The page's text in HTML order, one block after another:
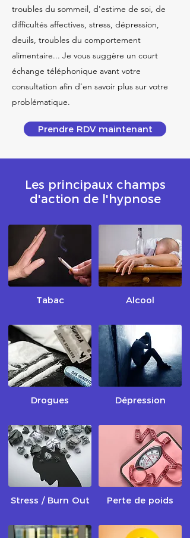
troubles du sommeil, d'estime de soi, de
difficultés affectives, stress, dépression,
deuils, troubles du comportement
alimentaire... Je vous suggère un court
échange téléphonique avant votre
consultation afin d'en savoir plus sur votre
problématique.
Prendre RDV maintenant
Les principaux champs
d'action de l'hypnose
Tabac Alcool
Drogues Dépression
Stress / Burn Out Perte de poids